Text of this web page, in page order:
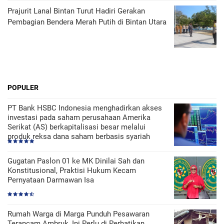
Prajurit Lanal Bintan Turut Hadiri Gerakan
Pembagian Bendera Merah Putih di Bintan Utara
POPULER
PT Bank HSBC Indonesia menghadirkan akses
investasi pada saham perusahaan Amerika
Serikat (AS) berkapitalisasi besar melalui
produk reksa dana saham berbasis syariah
Gugatan Paslon 01 ke MK Dinilai Sah dan
Konstitusional, Praktisi Hukum Kecam
Pernyataan Darmawan Isa
Rumah Warga di Marga Punduh Pesawaran